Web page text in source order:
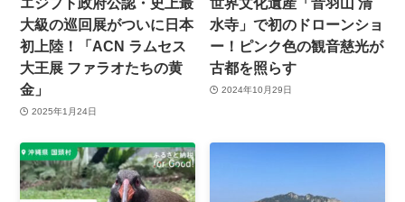
大級の巡回展がついに日本
初上陸！「ACN ラムセス
大王展 ファラオたちの黄
金」
2025年1月24日
水寺」で初のドローンショ
ー！ピンク色の観音慈光が
古都を照らす
2024年10月29日